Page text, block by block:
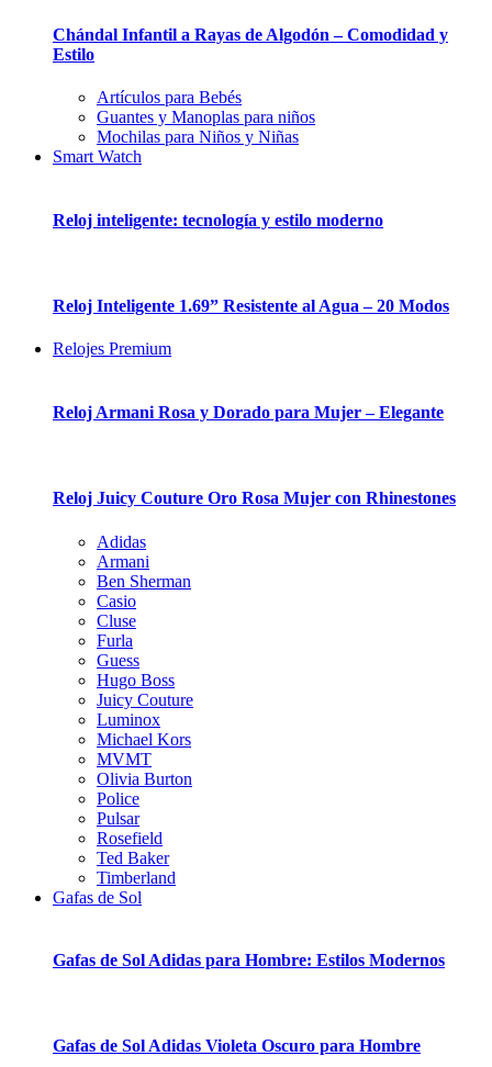
Chándal Infantil a Rayas de Algodón – Comodidad y
Estilo
Artículos para Bebés
Guantes y Manoplas para niños
Mochilas para Niños y Niñas
Smart Watch
Reloj inteligente: tecnología y estilo moderno
Reloj Inteligente 1.69” Resistente al Agua – 20 Modos
Relojes Premium
Reloj Armani Rosa y Dorado para Mujer – Elegante
Reloj Juicy Couture Oro Rosa Mujer con Rhinestones
Adidas
Armani
Ben Sherman
Casio
Cluse
Furla
Guess
Hugo Boss
Juicy Couture
Luminox
Michael Kors
MVMT
Olivia Burton
Police
Pulsar
Rosefield
Ted Baker
Timberland
Gafas de Sol
Gafas de Sol Adidas para Hombre: Estilos Modernos
Gafas de Sol Adidas Violeta Oscuro para Hombre